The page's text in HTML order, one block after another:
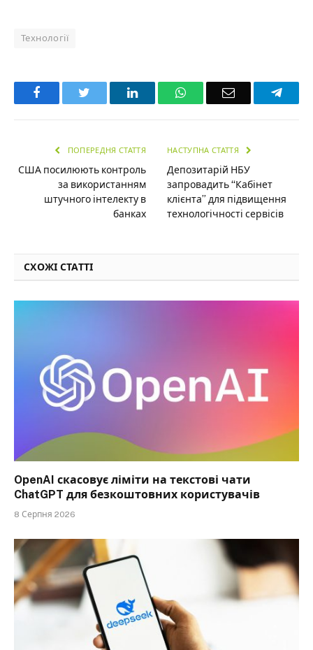
Технології
Facebook LinkedInWhatsAppEmail
ПОПЕРЕДНЯ СТАТТЯ
США посилюють контроль
за використанням
штучного інтелекту в
банках
НАСТУПНА СТАТТЯ
Депозитарій НБУ
запровадить “Кабінет
клієнта” для підвищення
технологічності сервісів
СХОЖІ СТАТТІ
OpenAI скасовує ліміти на текстові чати
ChatGPT для безкоштовних користувачів
8 Серпня 2026